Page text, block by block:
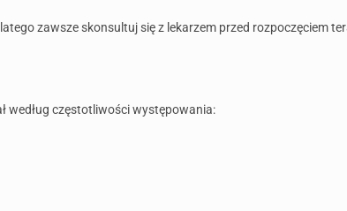
zawsze skonsultuj się z lekarzem przed rozpoczęciem
według częstotliwości występowania: